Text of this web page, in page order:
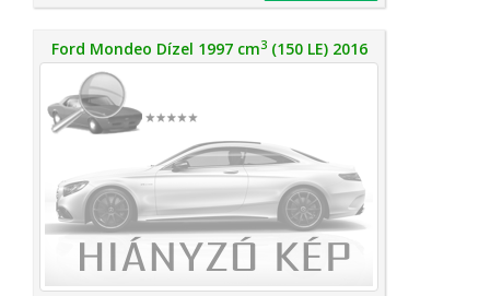
Ford Mondeo Dízel 1997 cm3(150 LE) 2016